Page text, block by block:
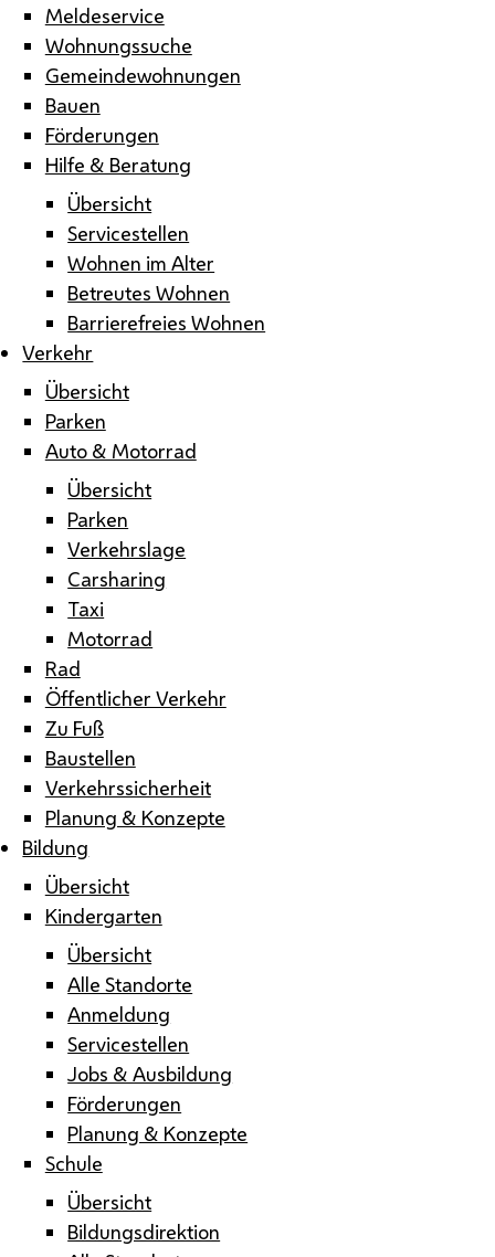
Meldeservice
Wohnungssuche
Gemeindewohnungen
Bauen
Förderungen
Hilfe & Beratung
Übersicht
Servicestellen
Wohnen im Alter
Betreutes Wohnen
Barrierefreies Wohnen
Verkehr
Übersicht
Parken
Auto & Motorrad
Übersicht
Parken
Verkehrslage
Carsharing
Taxi
Motorrad
Rad
Öffentlicher Verkehr
Zu Fuß
Baustellen
Verkehrssicherheit
Planung & Konzepte
Bildung
Übersicht
Kindergarten
Übersicht
Alle Standorte
Anmeldung
Servicestellen
Jobs & Ausbildung
Förderungen
Planung & Konzepte
Schule
Übersicht
Bildungsdirektion